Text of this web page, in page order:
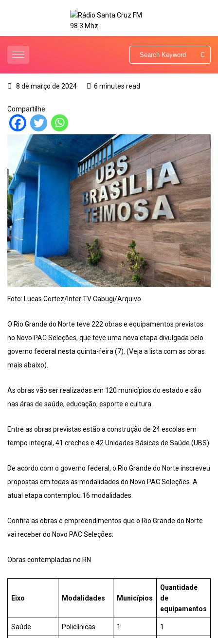
8 de março de 2024 6 minutes read
Compartilhe
Foto: Lucas Cortez/Inter TV Cabugi/Arquivo
O Rio Grande do Norte teve 222 obras e equipamentos previstos
no Novo PAC Seleções, que teve uma nova etapa divulgada pelo
governo federal nesta quinta-feira (7). (Veja a lista com as obras
mais abaixo).
As obras vão ser realizadas em 120 municípios do estado e são
nas áras de saúde, educação, esporte e cultura.
Entre as obras previstas estão a construção de 24 escolas em
tempo integral, 41 creches e 42 Unidades Básicas de Saúde​ (UBS).
De acordo com o governo federal, o Rio Grande do Norte inscreveu
propostas em todas as modalidades do Novo PAC Seleções. A
atual etapa contemplou 16 modalidades.
Confira as obras e empreendimentos que o Rio Grande do Norte
vai receber do Novo PAC Seleções:
Obras contempladas no RN
Eixo Modalidades Municípios
Quantidade
de
equipamentos
Saúde Policlínicas 1 1